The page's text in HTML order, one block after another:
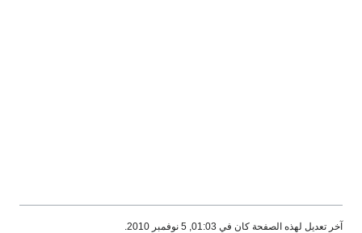
آخر تعديل لهذه الصفحة كان في 01:03, 5 نوفمبر 2010.